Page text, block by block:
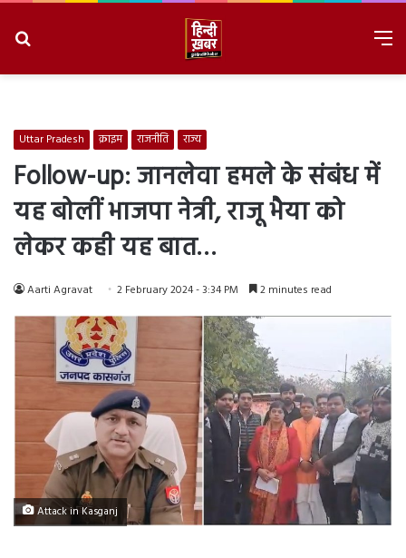
Uttar Pradesh क्राइम राजनीति राज्य
Follow-up: जानलेवा हमले के संबंध में
यह बोलीं भाजपा नेत्री, राजू भैया को
लेकर कही यह बात…
Aarti Agravat 2 February 2024 - 3:34 PM 2 minutes read
Attack in Kasganj